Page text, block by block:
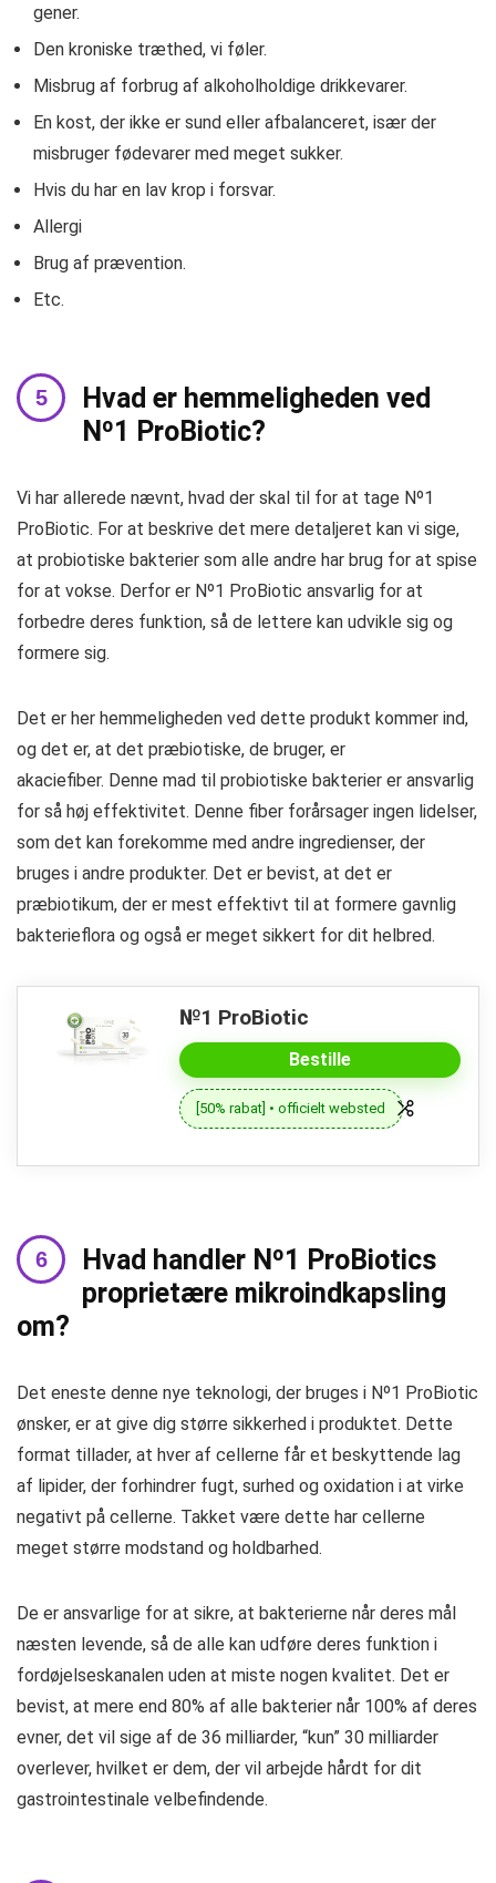
gener.
Den kroniske træthed, vi føler.
Misbrug af forbrug af alkoholholdige drikkevarer.
En kost, der ikke er sund eller afbalanceret, især der
misbruger fødevarer med meget sukker.
Hvis du har en lav krop i forsvar.
Allergi
Brug af prævention.
Etc.
Hvad er hemmeligheden ved
Nº1 ProBiotic?
Vi har allerede nævnt, hvad der skal til for at tage Nº1
ProBiotic. For at beskrive det mere detaljeret kan vi sige,
at probiotiske bakterier som alle andre har brug for at spise
for at vokse. Derfor er Nº1 ProBiotic ansvarlig for at
forbedre deres funktion, så de lettere kan udvikle sig og
formere sig.
Det er her hemmeligheden ved dette produkt kommer ind,
og det er, at det præbiotiske, de bruger, er
akaciefiber. Denne mad til probiotiske bakterier er ansvarlig
for så høj effektivitet. Denne fiber forårsager ingen lidelser,
som det kan forekomme med andre ingredienser, der
bruges i andre produkter. Det er bevist, at det er
præbiotikum, der er mest effektivt til at formere gavnlig
bakterieflora og også er meget sikkert for dit helbred.
№1 ProBiotic
Bestille
[50% rabat] • officielt websted
Hvad handler Nº1 ProBiotics
proprietære mikroindkapsling
om?
Det eneste denne nye teknologi, der bruges i Nº1 ProBiotic
ønsker, er at give dig større sikkerhed i produktet. Dette
format tillader, at hver af cellerne får et beskyttende lag
af lipider, der forhindrer fugt, surhed og oxidation i at virke
negativt på cellerne. Takket være dette har cellerne
meget større modstand og holdbarhed.
De er ansvarlige for at sikre, at bakterierne når deres mål
næsten levende, så de alle kan udføre deres funktion i
fordøjelseskanalen uden at miste nogen kvalitet. Det er
bevist, at mere end 80% af alle bakterier når 100% af deres
evner, det vil sige af de 36 milliarder, “kun” 30 milliarder
overlever, hvilket er dem, der vil arbejde hårdt for dit
gastrointestinale velbefindende.